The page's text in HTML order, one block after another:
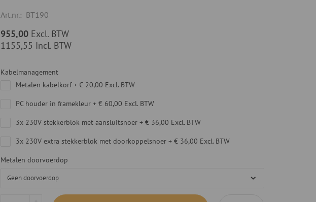
Art.nr.: BT190
1155,55 Incl. BTW
955,00 Excl. BTW
Kabelmanagement
Metalen kabelkorf +€ 20,00 Excl. BTW
PC houder in framekleur +€ 60,00 Excl. BTW
3x 230V stekkerblok met aansluitsnoer +€ 36,00 Excl. BTW
3x 230V extra stekkerblok met doorkoppelsnoer +€ 36,00 Excl. BTW
Metalen doorvoerdop